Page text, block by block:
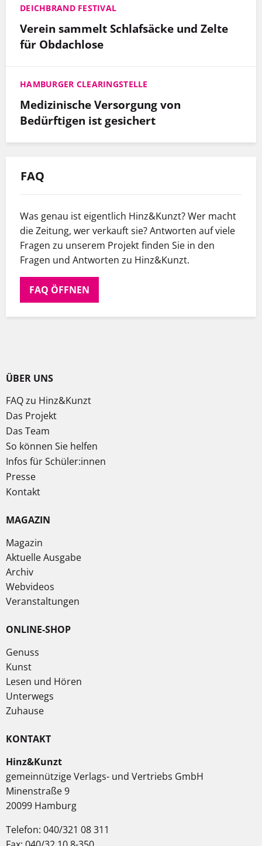
DEICHBRAND FESTIVAL
Verein sammelt Schlafsäcke und Zelte
für Obdachlose
HAMBURGER CLEARINGSTELLE
Medizinische Versorgung von
Bedürftigen ist gesichert
FAQ
Was genau ist eigentlich Hinz&Kunzt? Wer macht
die Zeitung, wer verkauft sie? Antworten auf viele
Fragen zu unserem Projekt finden Sie in den
Fragen und Antworten zu Hinz&Kunzt.
FAQ ÖFFNEN
ÜBER UNS
FAQ zu Hinz&Kunzt
Das Projekt
Das Team
So können Sie helfen
Infos für Schüler:innen
Presse
Kontakt
MAGAZIN
Magazin
Aktuelle Ausgabe
Archiv
Webvideos
Veranstaltungen
ONLINE-SHOP
Genuss
Kunst
Lesen und Hören
Unterwegs
Zuhause
KONTAKT
Hinz&Kunzt
gemeinnützige Verlags- und Vertriebs GmbH
Minenstraße 9
20099 Hamburg
Telefon: 040/321 08 311